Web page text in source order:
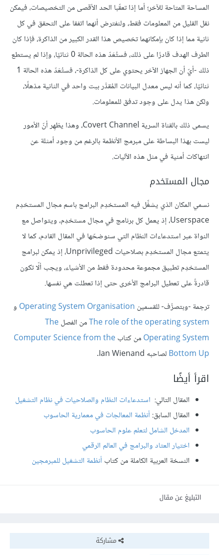
المساحة المتاحة للآخر؛ أما إذا تعقّبا الحد الأقصى من التخصيصات، فيمكن
نقل القليل من المعلومات فقط، ولنفترض أنهما اتفقا على التحقق في كل
ثانية مما إذا كان بإمكانهما تخصيص هذا القدر الكبير من الذاكرة، فإذا كان
الطرف الهدف قادرًا على ذلك، فستُعَدّ هذه الحالة 0 ثنائيًا، وإذا لم يستطع
ذلك -أيّ أن الجهاز الآخر يحتوي على كل الذاكرة-، فستُعَدّ هذه الحالة 1
ثنائيًا، كما أنه ليس معدل البيانات المُقدَّر ببت واحد في الثانية مذهلًا،
ولكن هذا يدل على وجود تدفق للمعلومات.
يسمى ذلك بالقناة السرية Covert Channel، وهذا يظهِر أنّ الأمور
ليست بهذا البساطة على مبرمج الأنظمة بالرغم من وجود أمثلة عن
انتهاكات أمنية في مثل هذه الآليات.
مجال المستخدم
نسمي المكان الذي يشغِّل فيه المستخدِم البرامج باسم مجال المستخدِم
Userspace، إذ يعمل كل برنامج في مجال مستخدِم، ويتواصل مع
النواة عبر استدعاءات النظام التي سنوضحّها في المقال القادم، كما لا
يتمتع مجال المستخدِم بصلاحيات Unprivileged، إذ يمكن لبرامج
المستخدِم تطبيق مجموعة محدودة فقط من الأشياء، ويجب ألّا تكون
قادرةً على تعطيل البرامج الأخرى حتى إذا تعطلت هي نفسها.
ترجمة -وبتصرُّف- للقسمين Operating System Organisation و
The role of the operating systemمن الفصلThe
Operating Systemمن كتابComputer Science from the
Bottom Upلصاحبه Ian Wienand.
اقرأ أيضًا
المقال التالي: استدعاءات النظام والصلاحيات في نظام التشغيل
المقال السابق: أنظمة المعالجات في معمارية الحاسوب
المدخل الشامل لتعلم علوم الحاسوب
اختيار العتاد والبرامج في العالم الرقمي
النسخة العربية الكاملة من كتاب أنظمة التشغيل للمبرمجين
التبليغ عن مقال
مشاركة